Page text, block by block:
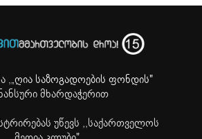
,„ღია საზოგადოების ფონდის"
მხარდაჭერით
უწევს ,,საქართველოს